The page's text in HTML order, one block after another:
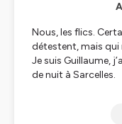
Nous, les flics.
détestent, mais
Je suis Guillaume,
de nuit à Sarcelles.
sécurité, je vous